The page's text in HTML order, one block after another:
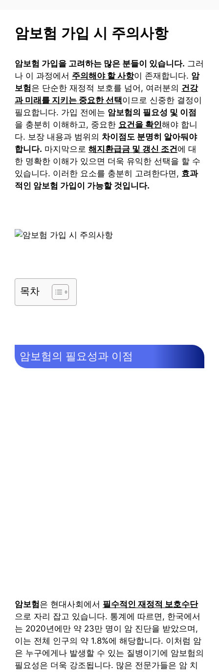
암보험 가입 시 주의사항
암보험 가입을 고려하는 많은 분들이 있습니다. 그러
나 이 과정에서 주의해야 할 사항이 존재합니다. 암
보험은 단순한 재정적 보호를 넘어, 여러분의 건강
과 미래를 지키는 중요한 선택이므로 신중한 결정이
필요합니다. 가입 전에는 암보험의 필요성 및 이점
을 충분히 이해하고, 중요한 요건을 확인해야 합니
다. 보장 내용과 범위의 차이점도 분명히 알아둬야
합니다. 마지막으로 해지환급금 및 갱신 조건에 대
한 명확한 이해가 있으면 더욱 유익한 선택을 할 수
있습니다. 이러한 요소를 충분히 고려한다면, 효과
적인 암보험 가입이 가능할 것입니다.
목차
암보험의 필요성과 이점
암보험은 현대사회에서 필수적인 재정적 보호수단
으로 자리 잡고 있습니다. 통계에 따르면, 한국에서
는 2020년에만 약 23만 명이 암 진단을 받았으며,
이는 전체 인구의 약 1.8%에 해당합니다. 이처럼 암
은 누구에게나 발생할 수 있는 질병이기에 암보험의
필요성은 더욱 강조됩니다. 많은 전문가들은 암 치